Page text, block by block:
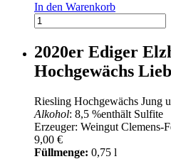
In den Warenkorb
2001er
Riesling
Auslese
Nr.302
Menge
2020er Ediger
Hochgewächs
Riesling Hochgewächs Jung
Alkohol: 8,5 %enthält Sulfite
Erzeuger: Weingut Clemens-
9,00 €
Füllmenge: 0,75 l